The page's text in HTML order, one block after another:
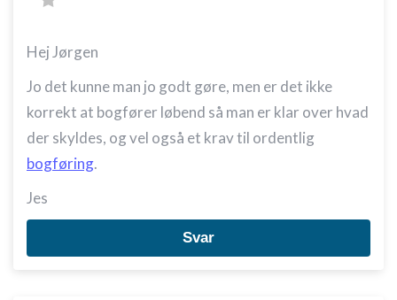
Hej Jørgen
Jo det kunne man jo godt gøre, men er det ikke
korrekt at bogfører løbend så man er klar over hvad
der skyldes, og vel også et krav til ordentlig
bogføring.
Jes
Svar